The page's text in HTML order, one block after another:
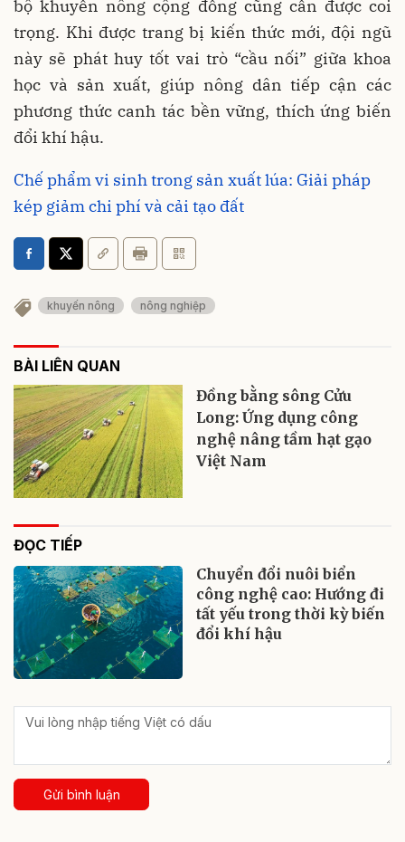
bộ khuyến nông cộng đồng cũng cần được coi
trọng. Khi được trang bị kiến thức mới, đội ngũ
này sẽ phát huy tốt vai trò “cầu nối” giữa khoa
học và sản xuất, giúp nông dân tiếp cận các
phương thức canh tác bền vững, thích ứng biến
đổi khí hậu.
Chế phẩm vi sinh trong sản xuất lúa: Giải pháp
kép giảm chi phí và cải tạo đất
khuyến nông nông nghiệp
BÀI LIÊN QUAN
Đồng bằng sông Cửu
Long: Ứng dụng công
nghệ nâng tầm hạt gạo
Việt Nam
ĐỌC TIẾP
Chuyển đổi nuôi biển
công nghệ cao: Hướng đi
tất yếu trong thời kỳ biến
đổi khí hậu
Gửi bình luận